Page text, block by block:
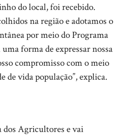
do local, foi recebido.
na região e adotamos o
por meio do Programa
forma de expressar nossa
compromisso com o meio
de vida população”, explica.
dos Agricultores e vai